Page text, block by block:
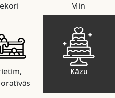
Mini
Kāzu